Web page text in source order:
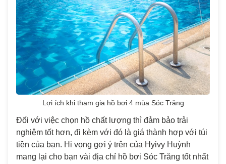
Lợi ích khi tham gia hồ bơi 4 mùa Sóc Trăng
Đối với việc chọn hồ chất lượng thì đảm bảo trải
nghiệm tốt hơn, đi kèm với đó là giá thành hợp với túi
tiền của bạn. Hi vọng gợi ý trên của Hyivy Huỳnh
mang lại cho bạn vài địa chỉ hồ bơi Sóc Trăng tốt nhất